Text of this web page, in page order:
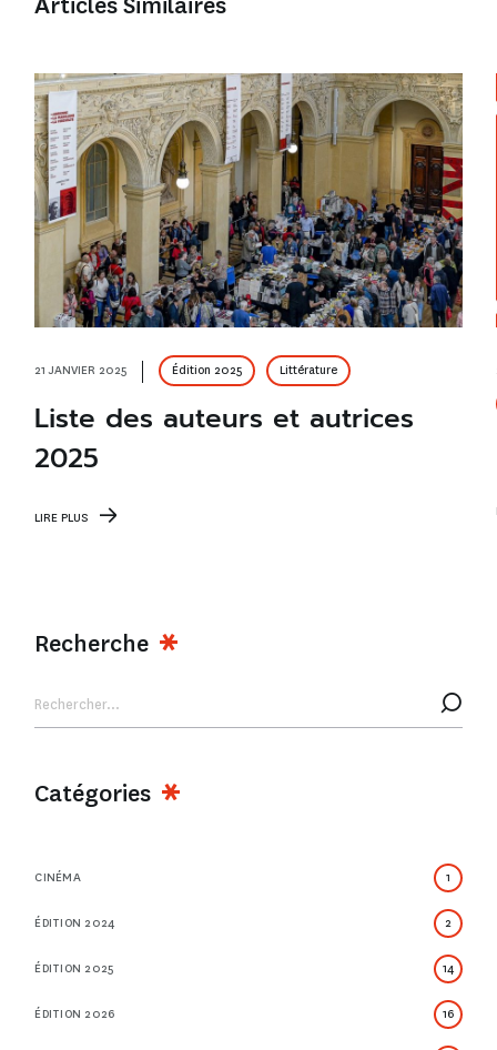
21 JANVIER 2025 Édition 2025 Littérature
Liste des auteurs et autrices
2025
LIRE PLUS
Recherche
Catégories
CINÉMA 1
ÉDITION 2024 2
ÉDITION 2025 14
ÉDITION 2026 16